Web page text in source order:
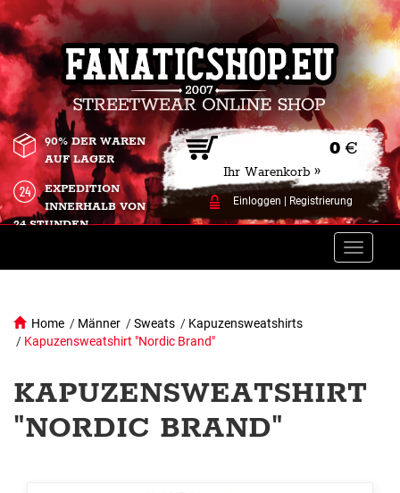
0 €
Ihr Warenkorb »
Einloggen Registrierung
90% DER WAREN
AUF LAGER
EXPEDITION
INNERHALB VON
24 STUNDEN.
Toggle
Home / Männer /Sweats / Kapuzensweatshirts
/ Kapuzensweatshirt "Nordic Brand"
KAPUZENSWEATSHIRT
"NORDIC BRAND"